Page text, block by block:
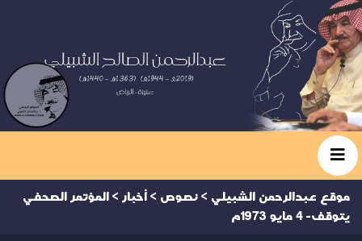
موقع عبدالرحمن الشبيلي > نصوص > أخبار > المؤتمر الصحفي
يتوقف- 4 مايو 1973م